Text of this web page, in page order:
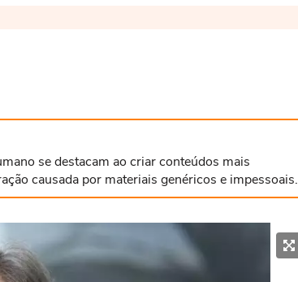
se destacam ao criar conteúdos mais
causada por materiais genéricos e impessoais.